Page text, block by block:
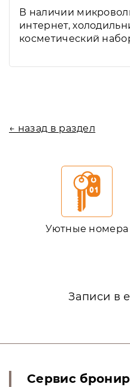
В наличии
интернет,
косметический
← назад в раздел
Уютные номера
Записи в
Сервис